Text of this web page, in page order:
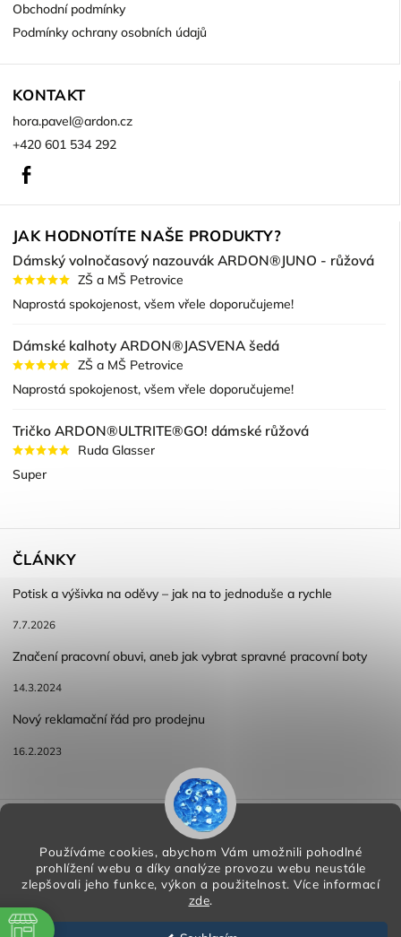
Používáme cookies, abychom Vám umožnili pohodlné
prohlížení webu a díky analýze provozu webu neustále
zlepšovali jeho funkce, výkon a použitelnost. Více informací
zde.
Obchodní podmínky
Podmínky ochrany osobních údajů
KONTAKT
hora.pavel@ardon.cz
+420 601 534 292
JAK HODNOTÍTE NAŠE PRODUKTY?
Dámský volnočasový nazouvák ARDON®JUNO - růžová
ZŠ a MŠ Petrovice
Naprostá spokojenost, všem vřele doporučujeme!
Dámské kalhoty ARDON®JASVENA šedá
ZŠ a MŠ Petrovice
Naprostá spokojenost, všem vřele doporučujeme!
Tričko ARDON®ULTRITE®GO! dámské růžová
Ruda Glasser
Super
ČLÁNKY
Potisk a výšivka na oděvy – jak na to jednoduše a rychle
7.7.2026
Značení pracovní obuvi, aneb jak vybrat spravné pracovní boty
14.3.2024
Nový reklamační řád pro prodejnu
16.2.2023
Reklamace a vracení zboží
Podmínky ochrany osobních údajů
Copyright 2026 HORA PP s.r.o.
Shoptet | Design